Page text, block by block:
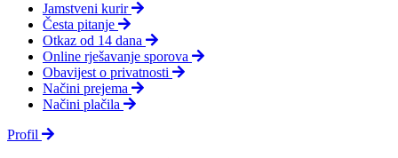
Jamstveni kurir
Česta pitanje
Otkaz od 14 dana
Online rješavanje sporova
Obavijest o privatnosti
Načini prejema
Načini plačila
Profil